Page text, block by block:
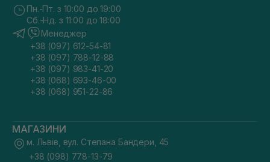
Пн.-Пт. з 10:00 до 19:00
Сб.-Нд. з 11:00 до 18:00
Менеджер
+38 (097) 612-54-81
+38 (097) 788-12-88
+38 (097) 983-41-20
+38 (068) 693-46-00
+38 (068) 951-22-86
МАГАЗИНИ
м. Львів, вул. Степана Бандери, 45
+38 (098) 778-13-79